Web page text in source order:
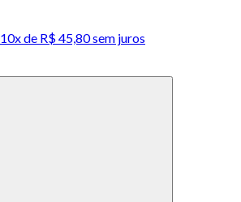
10x de R$ 45,80 sem juros